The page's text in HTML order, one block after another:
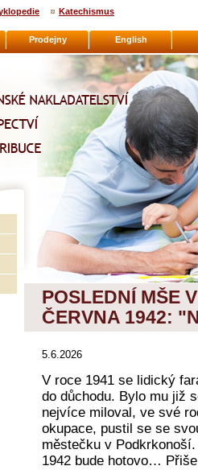
POSLEDNÍ MŠE
ČERVNA 1942:
5.6.2026
V roce 1941 se lidický
do důchodu. Bylo mu již
nejvíce miloval, ve své
okupace, pustil se se
městečku v
1942 bude hotovo…
Prodejny English
Katechismus